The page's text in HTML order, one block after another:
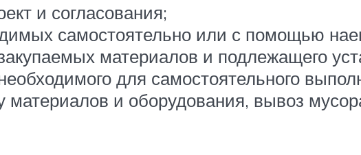
и согласования;
самостоятельно или с помощью
материалов и подлежащего
для самостоятельного
материалов и оборудования, вывоз